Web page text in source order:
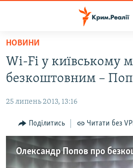
Перейти
основного
матеріалу
до
навігації
Перейти
пошуку
ВОДА.КРИМ
ПОЛІТИКА
БЛОГИ
ПОГЛЯД
ІНТЕРВ'Ю
НОВИНИ
Wi-Fi у київському
безкоштовним –
25 липень 2013, 13:16
Поділитись Читати без